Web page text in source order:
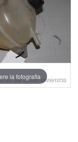
la fotografia